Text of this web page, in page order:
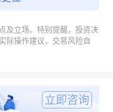
场替硝唑的供给
展预测。
销量、收入和增
测数据2025-
及立场。特别提醒，投资决
际操作建议，交易风险自
立即咨询